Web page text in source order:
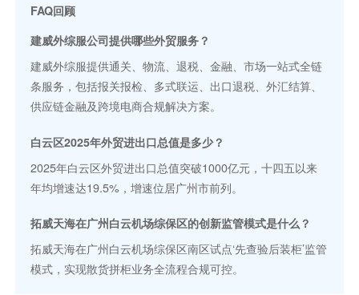
FAQ回顾
建威外综服公司提供哪些外贸服务？
建威外综服提供通关、物流、退税、金融、市场一站式全链
条服务，包括报关报检、多式联运、出口退税、外汇结算、
供应链金融及跨境电商合规解决方案。
白云区2025年外贸进出口总值是多少？
2025年白云区外贸进出口总值突破1000亿元，十四五以来
年均增速达19.5%，增速位居广州市前列。
拓威天海在广州白云机场综保区的创新监管模式是什么？
拓威天海在广州白云机场综保区南区试点‘先查验后装柜’监管
模式，实现散货拼柜业务全流程合规可控。